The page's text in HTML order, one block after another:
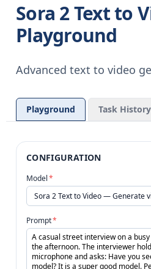
Sora 2 Text to
Playground
Advanced text to video
Playground Task History
CONFIGURATION
Model*
Prompt*